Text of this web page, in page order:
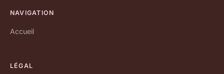
NAVIGATION
Accueil
LÉGAL